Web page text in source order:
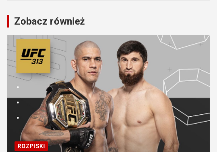
Zobacz również
ROZPISKI